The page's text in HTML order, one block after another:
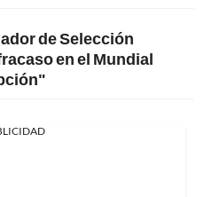
de Selección
en el Mundial